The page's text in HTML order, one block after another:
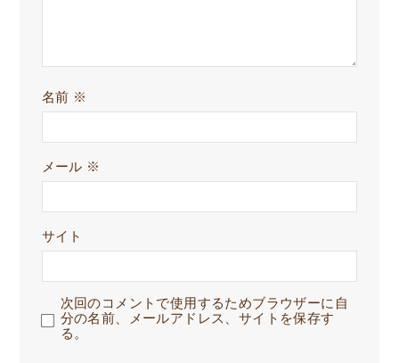
名前 ※
メール ※
サイト
次回のコメントで使用するためブラウザーに自
分の名前、メールアドレス、サイトを保存す
る。